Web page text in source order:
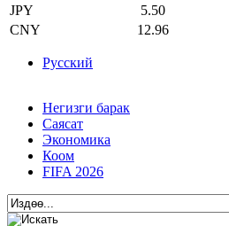
JPY
5.50
CNY
12.96
Русский
Негизги барак
Саясат
Экономика
Коом
FIFA 2026